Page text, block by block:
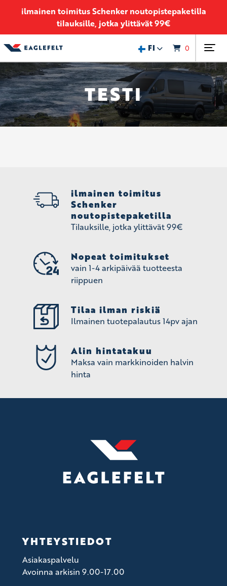
Siirry sisältöön
ilmainen toimitus Schenker noutopistepaketilla
tilauksille, jotka ylittävät 99€
FI 0
TESTI
ilmainen toimitus
Schenker
noutopistepaketilla
Tilauksille, jotka ylittävät 99€
Nopeat toimitukset
vain 1-4 arkipäivää tuotteesta
riippuen
Tilaa ilman riskiä
Ilmainen tuotepalautus 14pv ajan
Alin hintatakuu
Maksa vain markkinoiden halvin
hinta
YHTEYSTIEDOT
Asiakaspalvelu
Avoinna arkisin 9.00-17.00